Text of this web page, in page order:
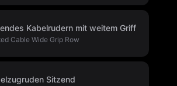
Kabelrudern mit weitem Griff
Cable Wide Grip Row
Sitzend